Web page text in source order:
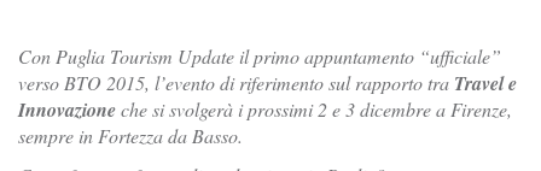
Con Puglia Tourism Update il primo appuntamento “ufficiale”
verso BTO 2015, l’evento di riferimento sul rapporto tra Travel e
Innovazioneche si svolgerà i prossimi 2 e 3 dicembre a Firenze,
sempre in Fortezza da Basso.